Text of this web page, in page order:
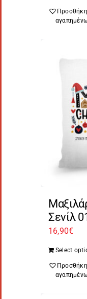
Σενίλ
16,90€
Select